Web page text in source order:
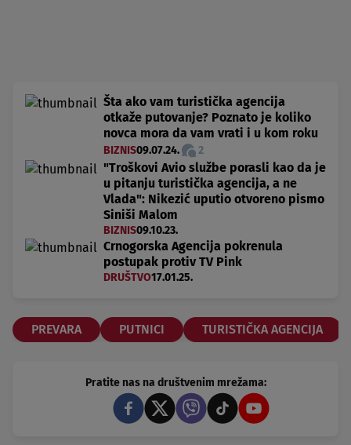
Šta ako vam turistička agencija
otkaže putovanje? Poznato je koliko
novca mora da vam vrati i u kom roku
BIZNIS09.07.24. 2
"Troškovi Avio službe porasli kao da je
u pitanju turistička agencija, a ne
Vlada": Nikezić uputio otvoreno pismo
Siniši Malom
BIZNIS09.10.23.
Crnogorska Agencija pokrenula
postupak protiv TV Pink
DRUŠTVO17.01.25.
PREVARA PUTNICI TURISTIČKA AGENCIJA
Pratite nas na društvenim mrežama: